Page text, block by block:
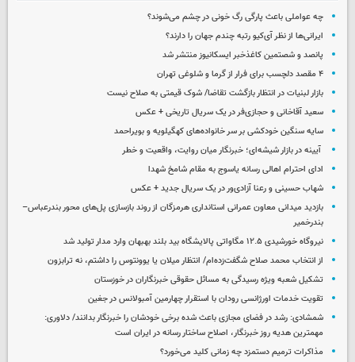
چه عواملی باعث پارگی رگ خونی در چشم می‌شوند؟
ایرانی‌ها از نظر آی‌کیو رتبه چندم جهان را دارند؟
پانصد و شصتمین کاغذخبر ایسکانیوز منتشر شد
۴ مقصد دلچسب برای فرار از گرما و شلوغی تهران
بازار لبنیات در انتظار بازگشت تقاضا/ شوک قیمتی به صلاح نیست
سعید آقاخانی و حجازی‌فر در یک سریال تاریخی + عکس
سایه سنگین خودکشی بر سر خانواده‌های کهگیلویه و بویراحمد
آیینه در بازار شیشه‌ای؛ خبرنگار میان روایت، واقعیت و خطر
ادای احترام اهالی رسانه یاسوج به مقام شامخ شهدا
شهاب حسینی و رعنا آزادی‌ور در یک سریال جدید + عکس
بازدید میدانی معاون عمرانی استانداری هرمزگان از روند بازسازی پل‌های محور بندرعباس–
بندرخمیر
نیروگاه خورشیدی ۱۲.۵ مگاواتی پالایشگاه بید بلند بهبهان وارد مدار تولید شد
از انتخاب محمد صلاح شگفت‌زده‌ام/ انتظار میلان یا یوونتوس را داشتم، نه ترابزون
تشکیل شعبه ویژه رسیدگی به مسائل حقوقی خبرنگاران در خوزستان
تقویت خدمات اورژانسی رودان با استقرار چهارمین آمبولانس در جغین
شمشادی: رشد در فضای مجازی باعث شده برخی خودشان را خبرنگار بدانند/ دلاوری:
مهمترین هدیه‌ روز خبرنگار، اصلاح ساختار رسانه در ایران است
مذاکرات ترمیم دستمزد چه زمانی کلید می‌خورد؟